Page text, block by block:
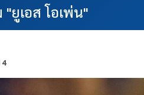
ยูเอส โอเพ่น"